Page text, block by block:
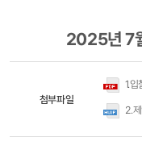
2025년 7
첨부파일
1.
2.